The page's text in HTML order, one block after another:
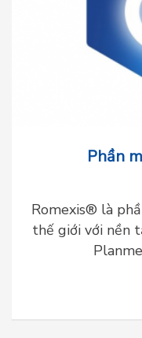
Phần
Romexis® là
thế giới với nền